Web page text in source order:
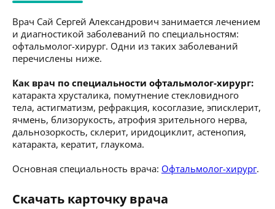
Врач Сай Сергей Александрович занимается лечением
и диагностикой заболеваний по специальностям:
офтальмолог-хирург. Одни из таких заболеваний
перечислены ниже.
Как врач по специальности офтальмолог-хирург:
катаракта хрусталика, помутнение стекловидного
тела, астигматизм, рефракция, косоглазие, эписклерит,
ячмень, близорукость, атрофия зрительного нерва,
дальнозоркость, склерит, иридоциклит, астенопия,
катаракта, кератит, глаукома.
Основная специальность врача: Офтальмолог-хирург.
Скачать карточку врача